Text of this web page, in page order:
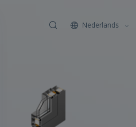
x Nederlands